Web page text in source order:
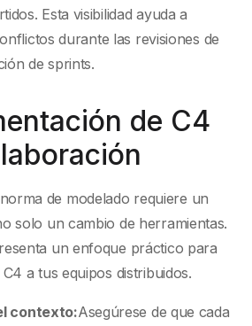
Esta visibilidad ayuda a
durante las revisiones de
de sprints.
de C4
de modelado requiere un
solo un cambio de herramientas.
un enfoque práctico para
a tus equipos distribuidos.
contexto:Asegúrese de que cada